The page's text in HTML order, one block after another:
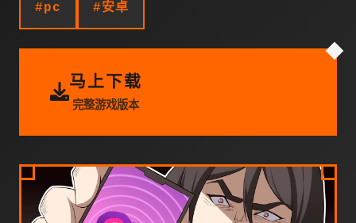
#pc #安卓
马上下载
完整游戏版本